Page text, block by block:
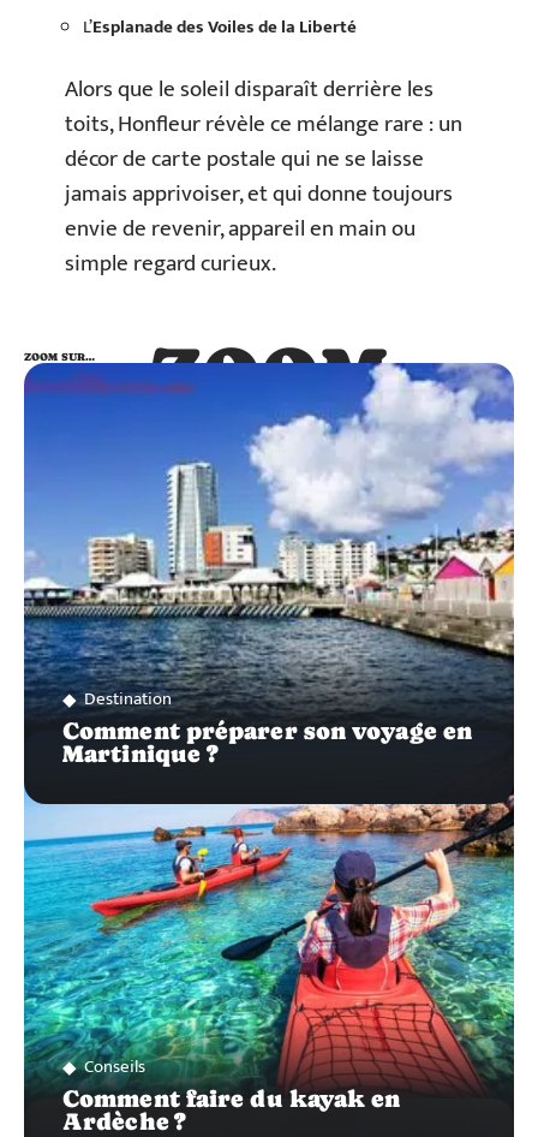
L’Esplanade des Voiles de la Liberté
Alors que le soleil disparaît derrière les
toits, Honfleur révèle ce mélange rare : un
décor de carte postale qui ne se laisse
jamais apprivoiser, et qui donne toujours
envie de revenir, appareil en main ou
simple regard curieux.
ZOOM
SUR…
ZOOM SUR…
Destination
Comment préparer son voyage en
Martinique ?
Conseils
Comment faire du kayak en
Ardèche ?